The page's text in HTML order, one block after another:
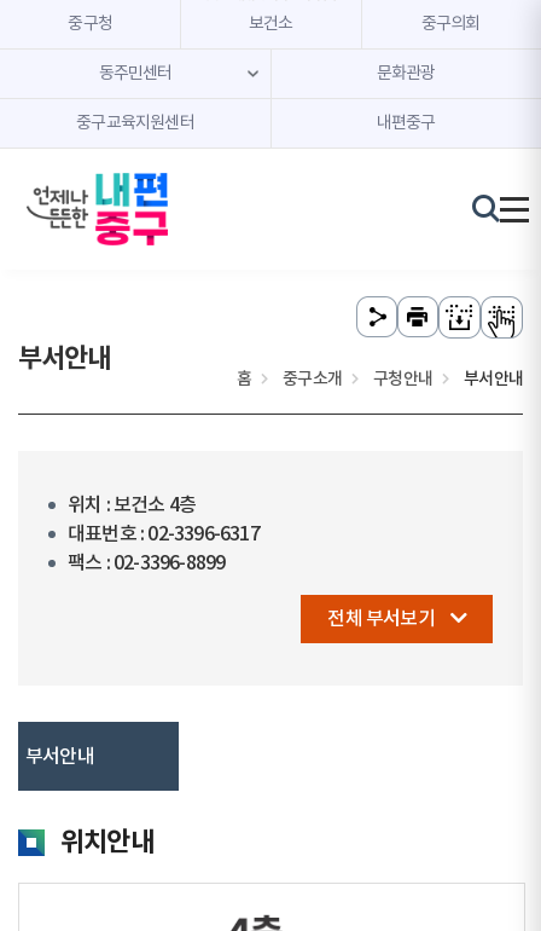
본문 내용 바로가기
주메뉴 바로가기
중구청 보건소 중구의회
동주민센터 문화관광
중구교육지원센터 내편중구
부서안내
홈 중구소개 구청안내 부서안내
위치 : 보건소 4층
대표번호 : 02-3396-6317
팩스 : 02-3396-8899
전체 부서보기
부서안내
위치안내